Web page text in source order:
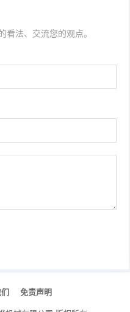
法、交流您的观点。
免责声明